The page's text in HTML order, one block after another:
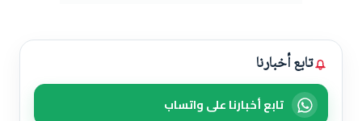
تابع أخبارنا
تابع أخبارنا على واتساب